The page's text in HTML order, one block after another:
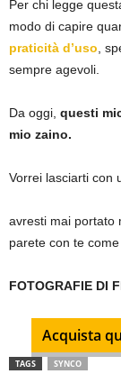
Per chi legge
modo di capire
praticità d’uso,
sempre agevoli.
Da oggi, questi
mio zaino.
Vorrei lasciarti con
avresti mai portato
parete con te
FOTOGRAFIE DI
Acquista
TAGS SYNCO